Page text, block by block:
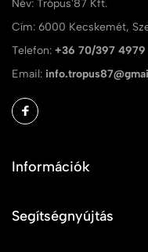
Név: Trópus'87 Kft.
Cím: 6000 Kecskemét,
Telefon: +36 70/397 4979
Email:
Információk
Segítségnyújtás